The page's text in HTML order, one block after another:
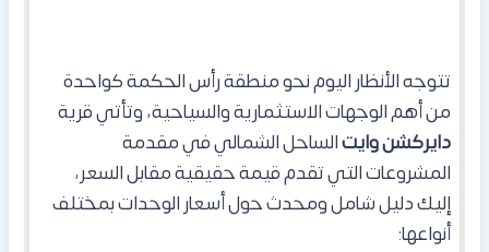
تتوجه الأنظار اليوم نحو منطقة رأس الحكمة كواحدة
من أهم الوجهات الاستثمارية والسياحية، وتأتي قرية
دايركشن وايتالساحل الشمالي في مقدمة
المشروعات التي تقدم قيمة حقيقية مقابل السعر،
إليك دليل شامل ومحدث حول أسعار الوحدات بمختلف
أنواعها: